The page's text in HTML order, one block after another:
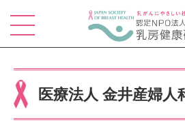
医療法人 金井産婦人